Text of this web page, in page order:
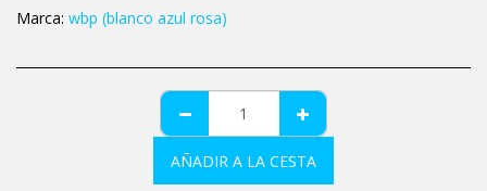
Marca: wbp (blanco azul rosa)
AÑADIR A LA CESTA